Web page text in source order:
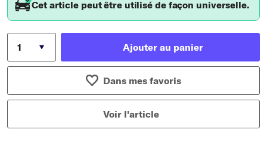
Cet article peut être utilisé de façon universelle.
Ajouter au panier
Dans mes favoris
Voir l'article